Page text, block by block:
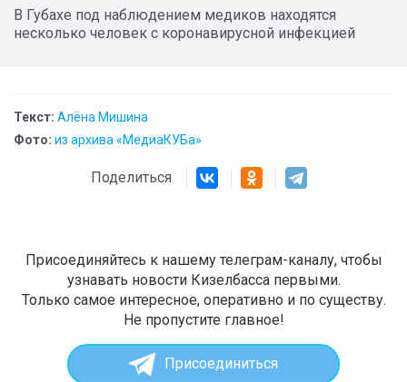
В Губахе под наблюдением медиков находятся
несколько человек с коронавирусной инфекцией
Текст: Алёна Мишина
Фото: из архива «МедиаКУБа»
Поделиться
Присоединяйтесь к нашему телеграм-каналу, чтобы
узнавать новости Кизелбасса первыми.
Только самое интересное, оперативно и по существу.
Не пропустите главное!
Присоединиться